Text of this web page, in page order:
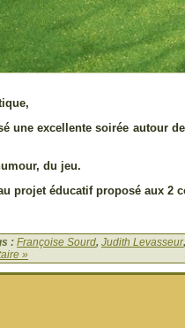
une excellente soirée autour
du jeu.
projet éducatif proposé aux 2
: Françoise Sourd, Judith Levasseur,
»